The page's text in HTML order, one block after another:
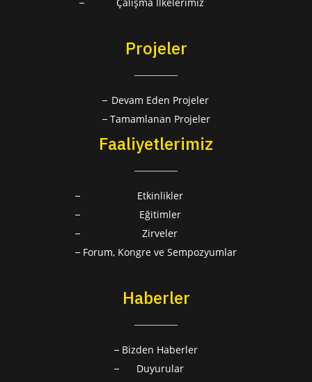
Projeler
Devam Eden Projeler
Tamamlanan Projeler
Faaliyetlerimiz
Etkinlikler
Eğitimler
Zirveler
Forum, Kongre ve Sempozyumlar
Haberler
Bizden Haberler
Duyurular